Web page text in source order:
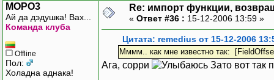
MOPO3
Ай да дэдушка! Вах...
Команда клуба
Offline
Пол:
Холадна аднака!
Re: импорт функции,
« Ответ #36 : 15-12-2006 13:59 »
Цитата: remedius от 15-12-2006
Мммм.. как мне известно так:
Ага, сорри Зато вот так